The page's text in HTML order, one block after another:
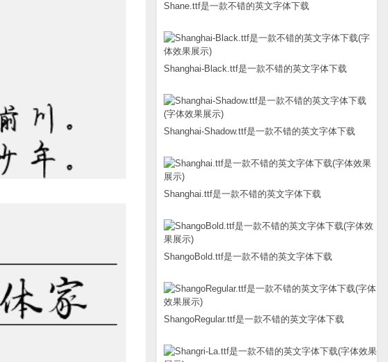
Shane.ttf是一款不错的英文字体下载
Shanghai-Black.ttf是一款不错的英文字体下载
Shanghai-Shadow.ttf是一款不错的英文字体下载
Shanghai.ttf是一款不错的英文字体下载
ShangoBold.ttf是一款不错的英文字体下载
ShangoRegular.ttf是一款不错的英文字体下载